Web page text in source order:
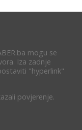
mogu se
Iza zadnje
"hyperlink"
povjerenje.